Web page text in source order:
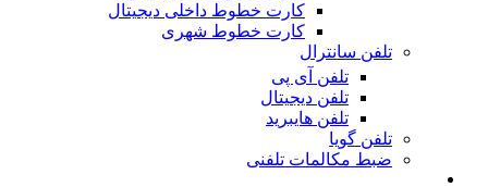
کارت خطوط داخلی دیجیتال
کارت خطوط شهری
تلفن سانترال
تلفن آی پی
تلفن دیجیتال
تلفن هایبرید
تلفن گویا
ضبط مکالمات تلفنی